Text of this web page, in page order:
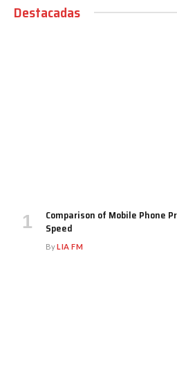
Destacadas
Comparison of Mobile Phone
Speed
ByLIA FM